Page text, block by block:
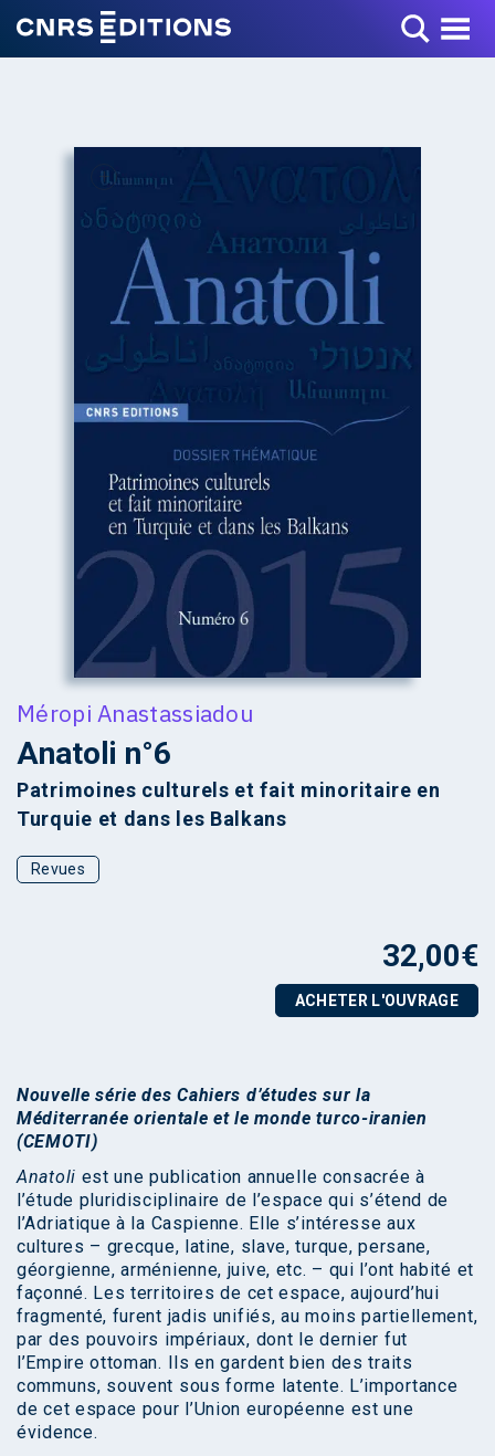
Toggle Menu
+
Méropi Anastassiadou
Anatoli n°6
Patrimoines culturels et fait minoritaire en
Turquie et dans les Balkans
Revues
32,00€
ACHETER L'OUVRAGE
Nouvelle série des Cahiers d’études sur la
Méditerranée orientale et le monde turco-iranien
(CEMOTI)
Anatoli est une publication annuelle consacrée à
l’étude pluridisciplinaire de l’espace qui s’étend de
l’Adriatique à la Caspienne. Elle s’intéresse aux
cultures – grecque, latine, slave, turque, persane,
géorgienne, arménienne, juive, etc. – qui l’ont habité et
façonné. Les territoires de cet espace, aujourd’hui
fragmenté, furent jadis unifiés, au moins partiellement,
par des pouvoirs impériaux, dont le dernier fut
l’Empire ottoman. Ils en gardent bien des traits
communs, souvent sous forme latente. L’importance
de cet espace pour l’Union européenne est une
évidence.